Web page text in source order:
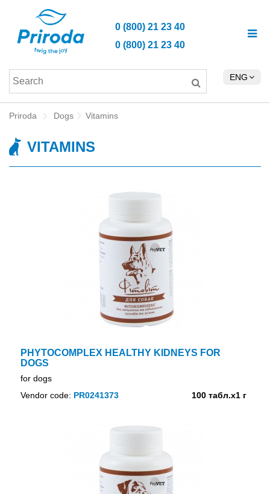
ENG
0 (800) 21 23 40
0 (800) 21 23 40
Priroda Dogs Vitamins
VITAMINS
PHYTOCOMPLEX HEALTHY KIDNEYS FOR
DOGS
for dogs
100 табл.х1 г
Vendor code: PR0241373